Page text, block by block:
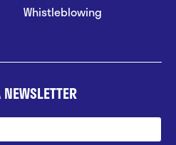
Whistleblowing